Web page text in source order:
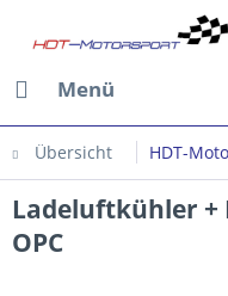
Menü
Übersicht HDT-
Ladeluftkühler +
OPC